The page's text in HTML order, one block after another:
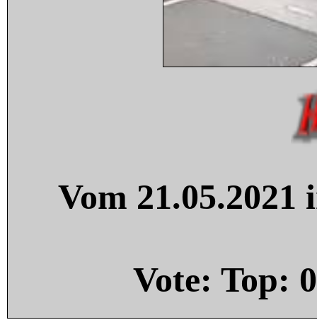
Vom
Vote: Top: 0